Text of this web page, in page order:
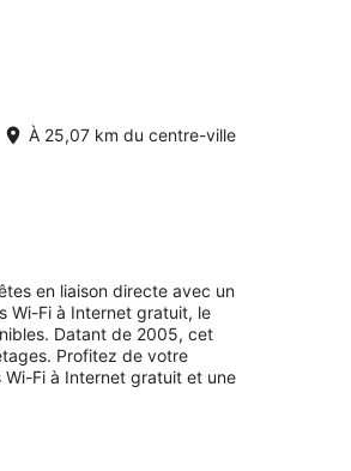
À 25,07 km du centre-ville
en liaison directe avec un
Wi-Fi à Internet gratuit, le
Datant de 2005, cet
Profitez de votre
Fi à Internet gratuit et une